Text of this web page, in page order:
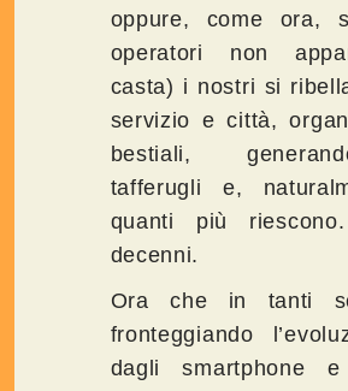
oppure, come ora,
operatori non
casta) i nostri si
servizio e città,
bestiali,
tafferugli e,
quanti più
decenni.
Ora che in tanti
fronteggiando
dagli smartphone e